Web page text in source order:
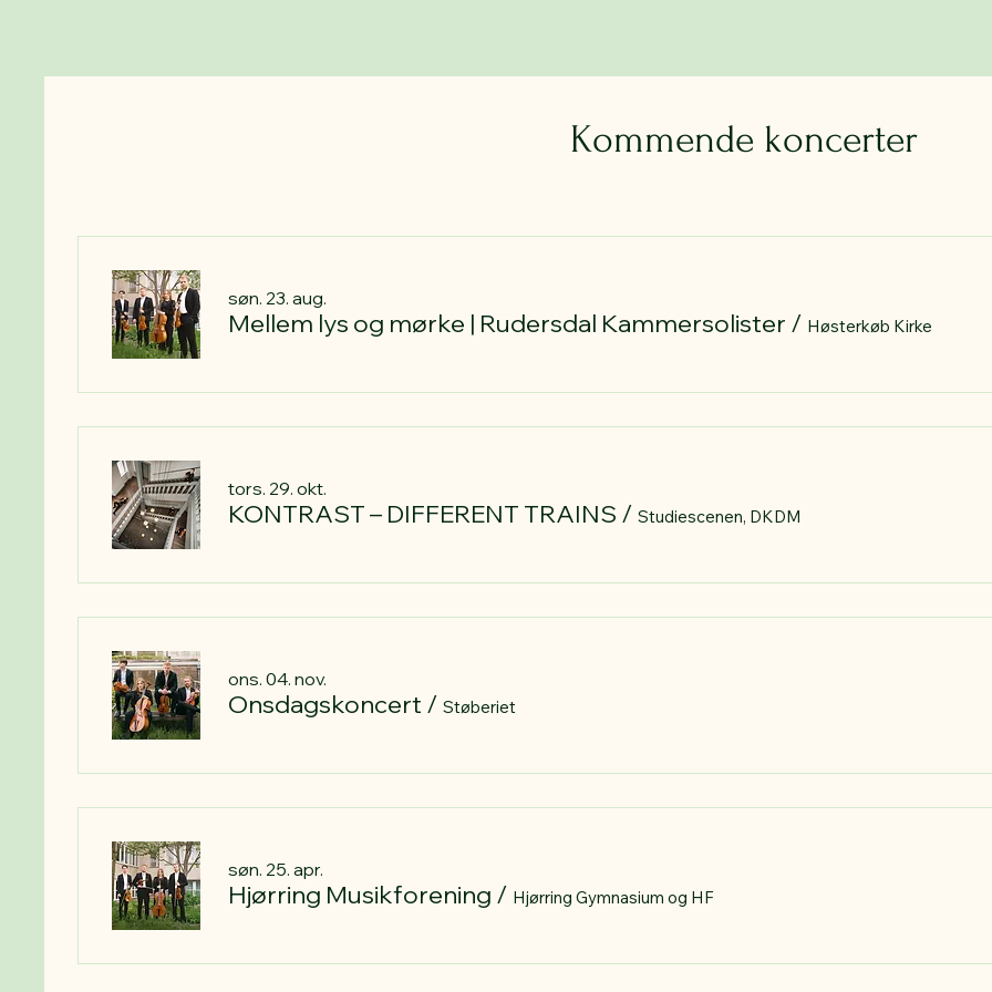
Kommende koncerter
søn. 23. aug.
Mellem lys og mørke | Rudersdal Kammersolister / Høsterkøb Kirke
tors. 29. okt.
KONTRAST – DIFFERENT TRAINS / Studiescenen, DKDM
ons. 04. nov.
Onsdagskoncert / Støberiet
søn. 25. apr.
Hjørring Musikforening / Hjørring Gymnasium og HF